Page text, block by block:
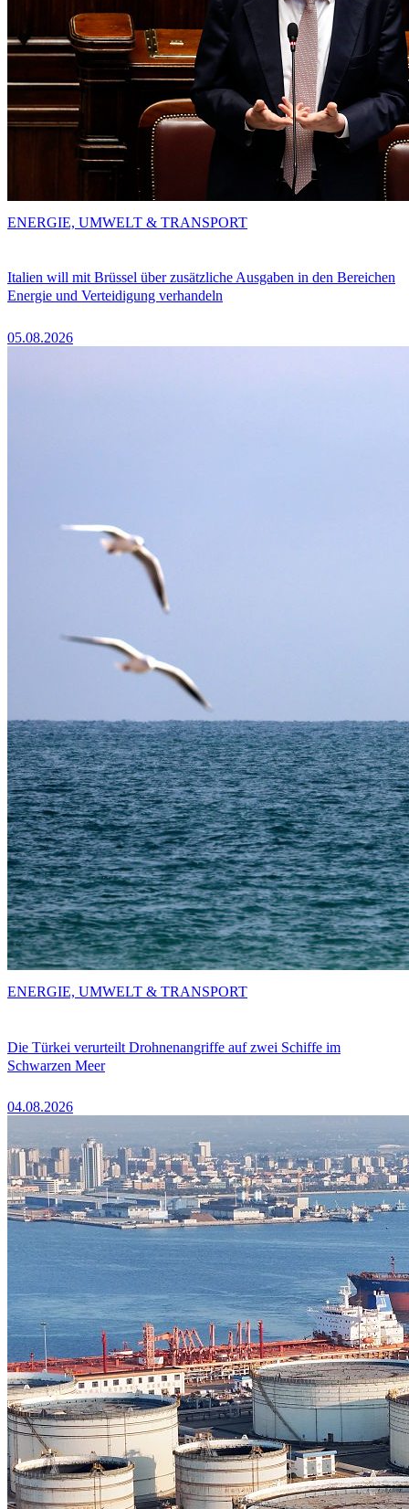
Italien will mit Brüssel über zusätzliche Ausgaben in den Bereichen
Energie und Verteidigung verhandeln
05.08.2026
ENERGIE, UMWELT & TRANSPORT
Die Türkei verurteilt Drohnenangriffe auf zwei Schiffe im
Schwarzen Meer
04.08.2026
ENERGIE, UMWELT & TRANSPORT